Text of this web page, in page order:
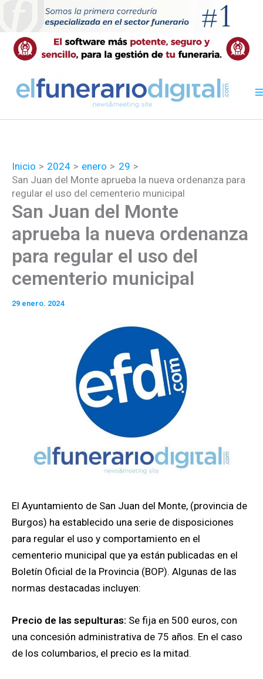
contenido
Inicio 2024 enero
29
San Juan del Monte aprueba la nueva ordenanza para
regular el uso del cementerio municipal
San Juan del Monte
aprueba la nueva ordenanza
para regular el uso del
cementerio municipal
29 enero. 2024
El Ayuntamiento de San Juan del Monte, (provincia de
Burgos) ha establecido una serie de disposiciones
para regular el uso y comportamiento en el
cementerio municipal que ya están publicadas en el
Boletín Oficial de la Provincia (BOP). Algunas de las
normas destacadas incluyen:
Precio de las sepulturas: Se fija en 500 euros, con
una concesión administrativa de 75 años. En el caso
de los columbarios, el precio es la mitad.